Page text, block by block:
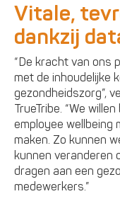
Vitale,
dankzij
“De kracht van ons
met de inhoudelijke
gezondheidszorg”,
TrueTribe. “We
employee wellbeing
maken. Zo kunnen
kunnen veranderen
dragen aan een
medewerkers.”